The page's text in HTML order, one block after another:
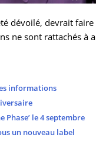
dévoilé, devrait
ne sont rattachés à
informations
Phase’ le 4 septembre
un nouveau label